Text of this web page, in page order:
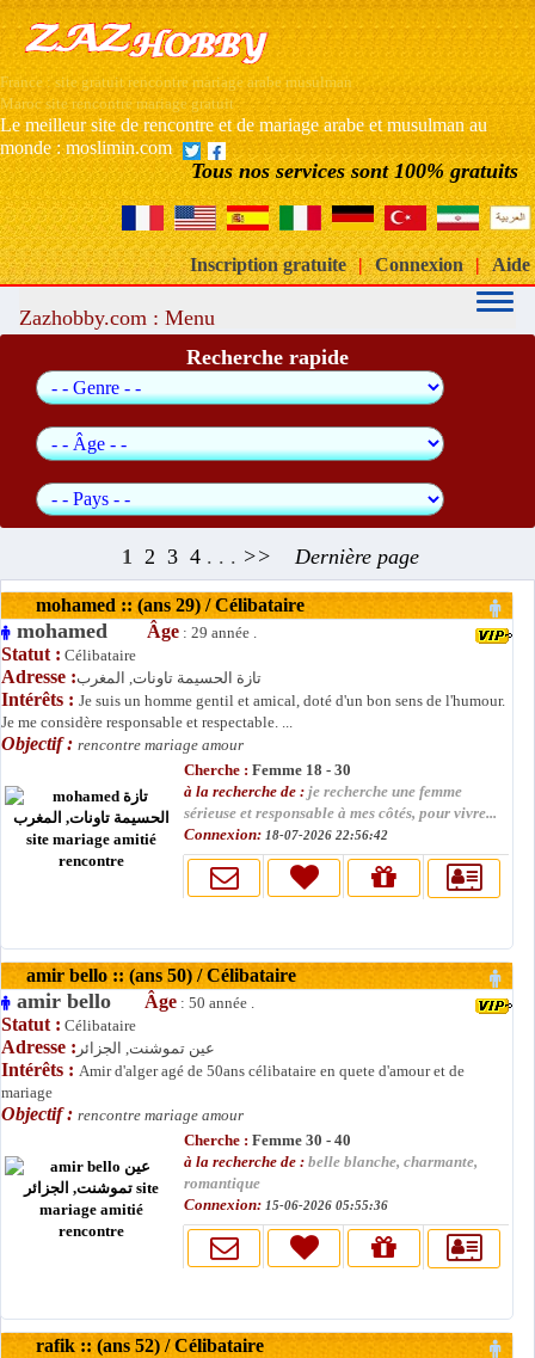
France : site gratuit rencontre mariage arabe musulman
Maroc site rencontre mariage gratuit
Le meilleur site de rencontre et de mariage arabe et musulman au
monde : moslimin.com
Tous nos services sont 100% gratuits
Inscription gratuite | Connexion | Aide
Zazhobby.com : Menu
Recherche rapide
1 2 3 4 . . . >> Dernière page
mohamed :: (ans 29) / Célibataire
mohamed Âge : 29 année .
Statut : Célibataire
Adresse :تازة الحسيمة تاونات, المغرب
Intérêts : Je suis un homme gentil et amical, doté d'un bon sens de l'humour.
Je me considère responsable et respectable. ...
Objectif : rencontre mariage amour
Cherche : Femme 18 - 30
à la recherche de : je recherche une femme
sérieuse et responsable à mes côtés, pour vivre...
Connexion: 18-07-2026 22:56:42
amir bello :: (ans 50) / Célibataire
amir bello Âge : 50 année .
Statut : Célibataire
Adresse : عين تموشنت, الجزائر
Intérêts : Amir d'alger agé de 50ans célibataire en quete d'amour et de
mariage
Objectif : rencontre mariage amour
Cherche : Femme 30 - 40
à la recherche de : belle blanche, charmante,
romantique
Connexion: 15-06-2026 05:55:36
rafik :: (ans 52) / Célibataire